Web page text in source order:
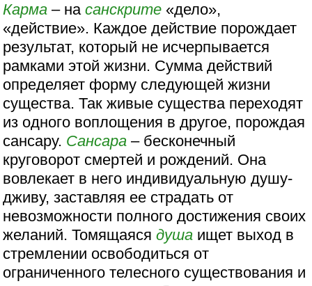
Карма – насанскрите «дело»,
«действие». Каждое действие порождает
результат, который не исчерпывается
рамками этой жизни. Сумма действий
определяет форму следующей жизни
существа. Так живые существа переходят
из одного воплощения в другое, порождая
сансару. Сансара – бесконечный
круговорот смертей и рождений. Она
вовлекает в него индивидуальную душу-
дживу, заставляя ее страдать от
невозможности полного достижения своих
желаний. Томящаясядуша ищет выход в
стремлении освободиться от
ограниченного телесного существования и